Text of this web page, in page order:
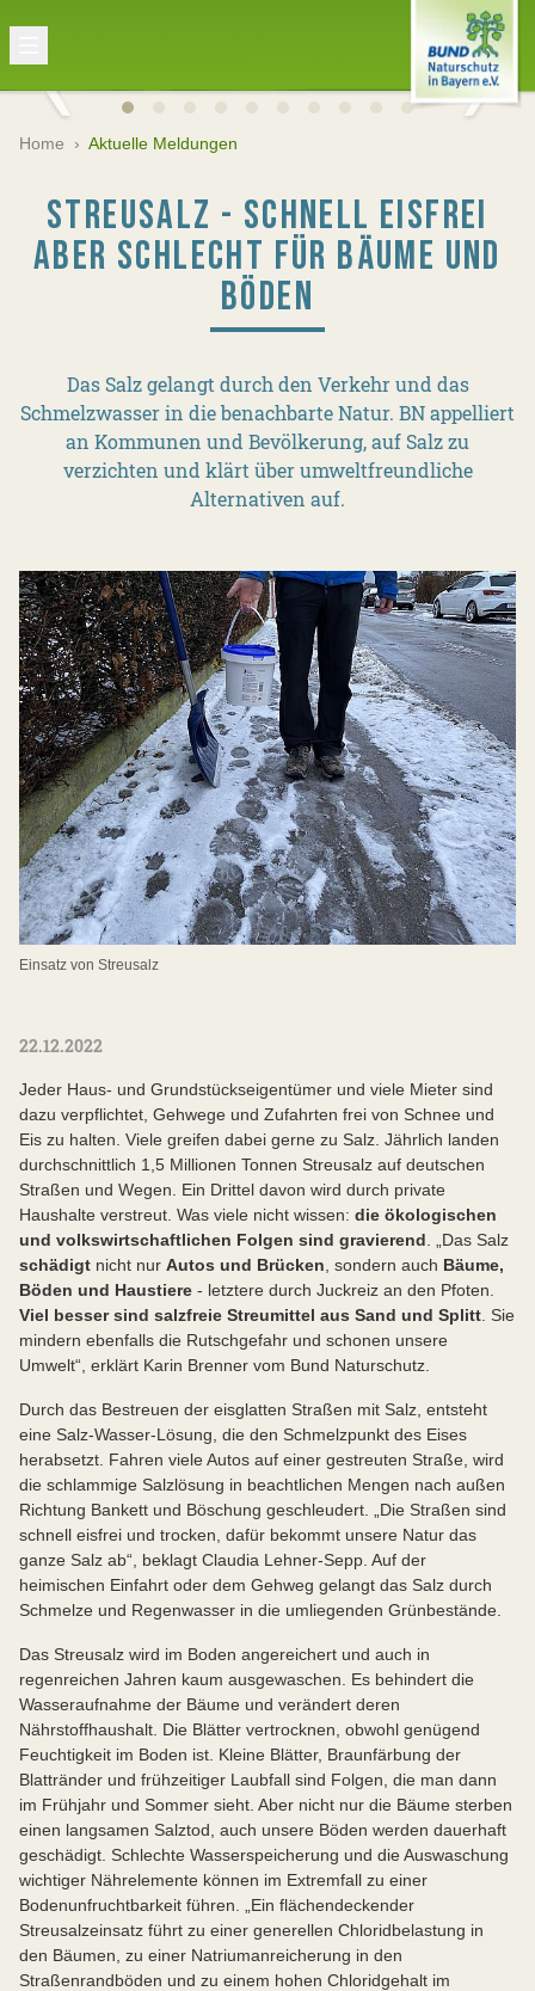
Home › Aktuelle Meldungen
STREUSALZ - SCHNELL EISFREI
ABER SCHLECHT FÜR BÄUME UND
BÖDEN
Das Salz gelangt durch den Verkehr und das
Schmelzwasser in die benachbarte Natur. BN appelliert
an Kommunen und Bevölkerung, auf Salz zu
verzichten und klärt über umweltfreundliche
Alternativen auf.
Einsatz von Streusalz
22.12.2022
Jeder Haus- und Grundstückseigentümer und viele Mieter sind
dazu verpflichtet, Gehwege und Zufahrten frei von Schnee und
Eis zu halten. Viele greifen dabei gerne zu Salz. Jährlich landen
durchschnittlich 1,5 Millionen Tonnen Streusalz auf deutschen
Straßen und Wegen. Ein Drittel davon wird durch private
Haushalte verstreut. Was viele nicht wissen: die ökologischen
und volkswirtschaftlichen Folgen sind gravierend . „Das Salz
schädigt nicht nur Autos und Brücken , sondern auch Bäume,
Böden und Haustiere - letztere durch Juckreiz an den Pfoten.
Viel besser sind salzfreie Streumittel aus Sand und Splitt . Sie
mindern ebenfalls die Rutschgefahr und schonen unsere
Umwelt“, erklärt Karin Brenner vom Bund Naturschutz.
Durch das Bestreuen der eisglatten Straßen mit Salz, entsteht
eine Salz-Wasser-Lösung, die den Schmelzpunkt des Eises
herabsetzt. Fahren viele Autos auf einer gestreuten Straße, wird
die schlammige Salzlösung in beachtlichen Mengen nach außen
Richtung Bankett und Böschung geschleudert. „Die Straßen sind
schnell eisfrei und trocken, dafür bekommt unsere Natur das
ganze Salz ab“, beklagt Claudia Lehner-Sepp. Auf der
heimischen Einfahrt oder dem Gehweg gelangt das Salz durch
Schmelze und Regenwasser in die umliegenden Grünbestände.
Das Streusalz wird im Boden angereichert und auch in
regenreichen Jahren kaum ausgewaschen. Es behindert die
Wasseraufnahme der Bäume und verändert deren
Nährstoffhaushalt. Die Blätter vertrocknen, obwohl genügend
Feuchtigkeit im Boden ist. Kleine Blätter, Braunfärbung der
Blattränder und frühzeitiger Laubfall sind Folgen, die man dann
im Frühjahr und Sommer sieht. Aber nicht nur die Bäume sterben
einen langsamen Salztod, auch unsere Böden werden dauerhaft
geschädigt. Schlechte Wasserspeicherung und die Auswaschung
wichtiger Nährelemente können im Extremfall zu einer
Bodenunfruchtbarkeit führen. „Ein flächendeckender
Streusalzeinsatz führt zu einer generellen Chloridbelastung in
den Bäumen, zu einer Natriumanreicherung in den
Straßenrandböden und zu einem hohen Chloridgehalt im